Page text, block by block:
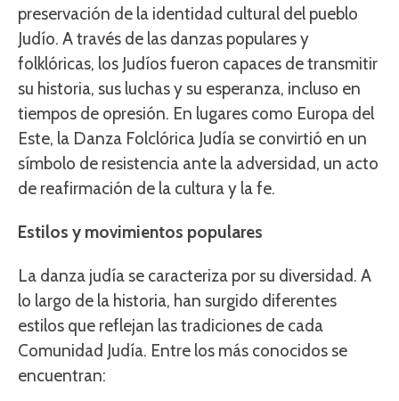
preservación de la identidad cultural del pueblo
Judío. A través de las danzas populares y
folklóricas, los Judíos fueron capaces de transmitir
su historia, sus luchas y su esperanza, incluso en
tiempos de opresión. En lugares como Europa del
Este, la Danza Folclórica Judía se convirtió en un
símbolo de resistencia ante la adversidad, un acto
de reafirmación de la cultura y la fe.
Estilos y movimientos populares
La danza judía se caracteriza por su diversidad. A
lo largo de la historia, han surgido diferentes
estilos que reflejan las tradiciones de cada
Comunidad Judía. Entre los más conocidos se
encuentran: